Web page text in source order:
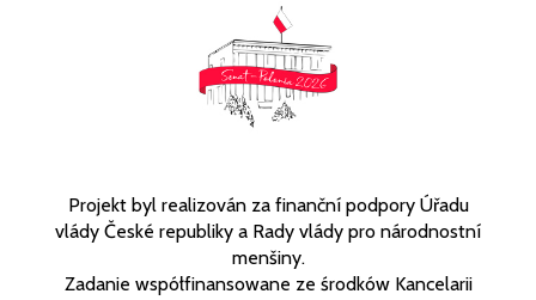
Projekt byl realizován za finanční podpory Úřadu
vlády České republiky a Rady vlády pro národnostní
menšiny.
Zadanie współfinansowane ze środków Kancelarii